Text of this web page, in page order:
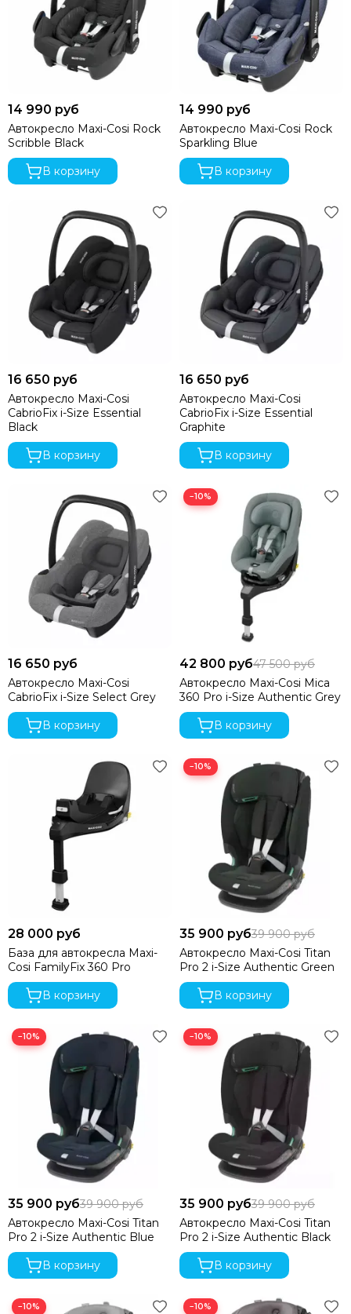
14 990 руб
Автокресло Maxi-Cosi Rock
Scribble Black
В корзину
14 990 руб
Автокресло Maxi-Cosi Rock
Sparkling Blue
В корзину
16 650 руб
Автокресло Maxi-Cosi
CabrioFix i-Size Essential
Black
В корзину
16 650 руб
Автокресло Maxi-Cosi
CabrioFix i-Size Essential
Graphite
В корзину
16 650 руб
Автокресло Maxi-Cosi
CabrioFix i-Size Select Grey
В корзину
−10%
42 800 руб47 500 руб
Автокресло Maxi-Cosi Mica
360 Pro i-Size Authentic Grey
В корзину
28 000 руб
База для автокресла Maxi-
Cosi FamilyFix 360 Pro
В корзину
−10%
35 900 руб39 900 руб
Автокресло Maxi-Cosi Titan
Pro 2 i-Size Authentic Green
В корзину
−10%
35 900 руб39 900 руб
Автокресло Maxi-Cosi Titan
Pro 2 i-Size Authentic Blue
В корзину
−10%
35 900 руб39 900 руб
Автокресло Maxi-Cosi Titan
Pro 2 i-Size Authentic Black
В корзину
−10% −10%